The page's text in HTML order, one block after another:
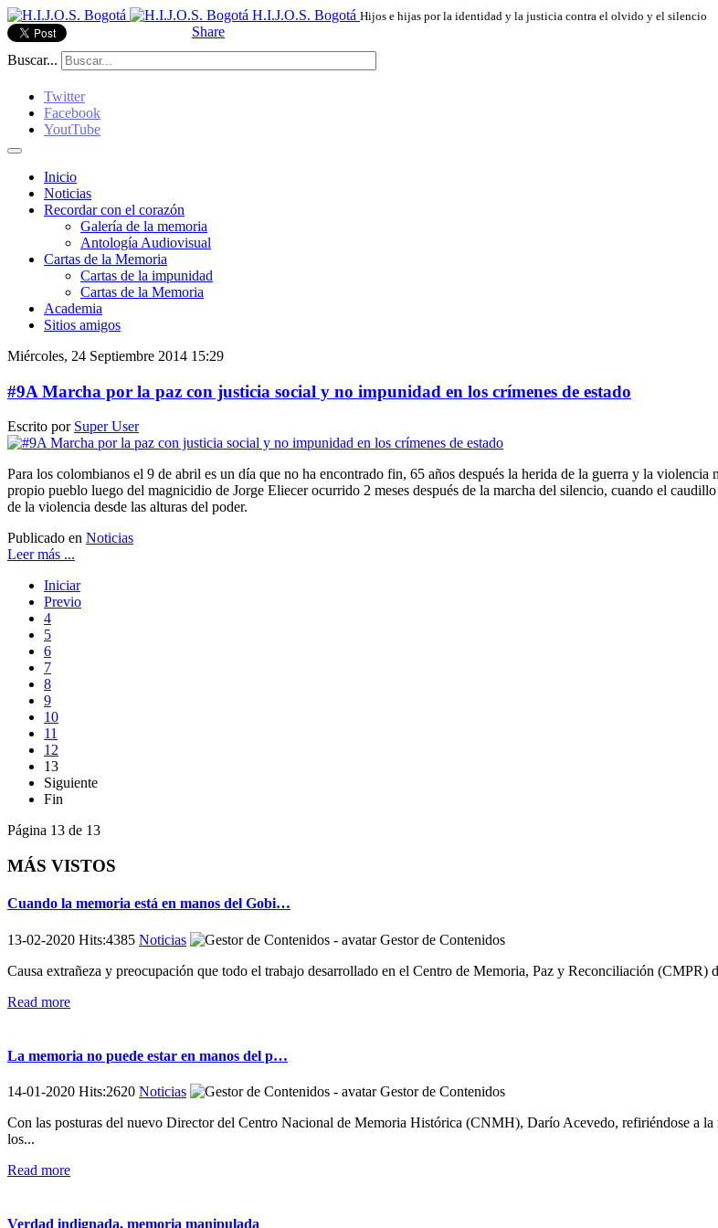
H.I.J.O.S. Bogotá Hijos e hijas por la identidad y la justicia contra el olvido y el silencio
Share
Buscar...
Twitter
Facebook
YoutTube
Inicio
Noticias
Recordar con el corazón
Galería de la memoria
Antología Audiovisual
Cartas de la Memoria
Cartas de la impunidad
Cartas de la Memoria
Academia
Sitios amigos
Miércoles, 24 Septiembre 2014 15:29
#9A Marcha por la paz con justicia social y no impunidad en los crímenes de estado
Escrito por Super User
Para los colombianos el 9 de abril es un día que no ha encontrado fin, 65 años después la herida de la guerra y la
propio pueblo luego del magnicidio de Jorge Eliecer ocurrido 2 meses después de la marcha del silencio, cuando el
de la violencia desde las alturas del poder.
Publicado en Noticias
Leer más ...
Iniciar
Previo
4
5
6
7
8
9
10
11
12
13
Siguiente
Fin
Página 13 de 13
MÁS VISTOS
Cuando la memoria está en manos del Gobi…
13-02-2020 Hits:4385 Noticias
Gestor de Contenidos
Causa extrañeza y preocupación que todo el trabajo desarrollado en el Centro de Memoria, Paz y Reconciliación (CMPR)
Read more
La memoria no puede estar en manos del p…
14-01-2020 Hits:2620 Noticias
Gestor de Contenidos
Con las posturas del nuevo Director del Centro Nacional de Memoria Histórica (CNMH), Darío Acevedo, refiriéndose a
los...
Read more
Verdad indignada, memoria manipulada